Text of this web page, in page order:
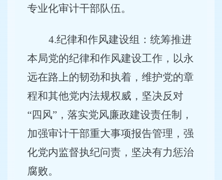
专业化审计干部队伍。
4.纪律和作风建设组：统筹推进
本局党的纪律和作风建设工作，以永
远在路上的韧劲和执着，维护党的章
程和其他党内法规权威，坚决反对
“四风”，落实党风廉政建设责任制，
加强审计干部重大事项报告管理，强
化党内监督执纪问责，坚决有力惩治
腐败。